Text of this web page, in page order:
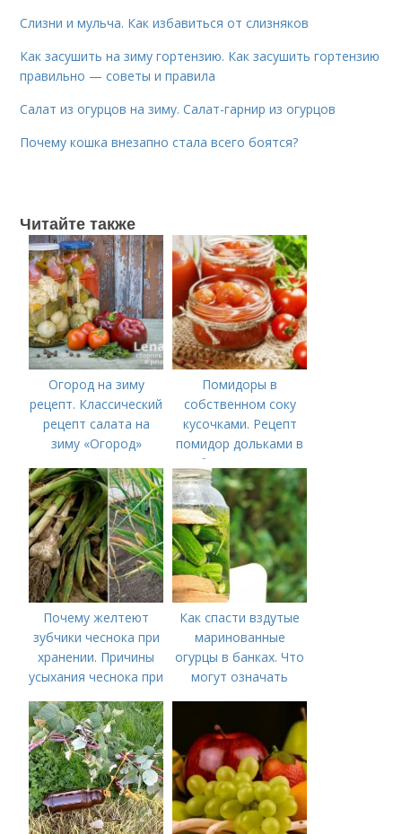
Слизни и мульча. Как избавиться от слизняков
Как засушить на зиму гортензию. Как засушить гортензию
правильно — советы и правила
Салат из огурцов на зиму. Салат-гарнир из огурцов
Почему кошка внезапно стала всего боятся?
Читайте также
Огород на зиму
рецепт. Классический
рецепт салата на
зиму «Огород»
Помидоры в
собственном соку
кусочками. Рецепт
помидор дольками в
собственном соку
Почему желтеют
зубчики чеснока при
хранении. Причины
усыхания чеснока при
Как спасти вздутые
маринованные
огурцы в банках. Что
могут означать